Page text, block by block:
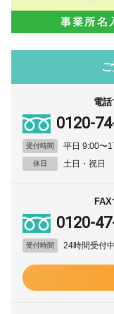
電
0120-
受付時間 平日 9:00〜
休日 土日・祝日
FAX
0120-
受付時間 24時間受付中